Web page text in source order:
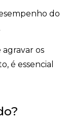
do
os
é essencial